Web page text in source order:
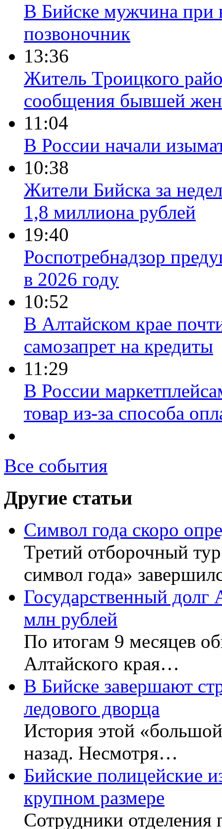
В Бийске мужчина при
позвоночник
13:36
Житель Троицкого
сообщения бывшей
11:04
В России начали
10:38
Жители Бийска за
1,8 миллиона рублей
19:40
Роспотребнадзор
в 2026 году
10:52
В Алтайском крае
самозапрет на кредиты
11:29
В России
товар из-за способа
Все события
Другие статьи
Символ года скоро
Третий отборочный
символ года»
Государственный долг
млн рублей
По итогам 9 месяцев
Алтайского края…
В Бийске завершают
ледового дворца
История этой
назад. Несмотря…
Бийские полицейские
крупном размере
Сотрудники отделения